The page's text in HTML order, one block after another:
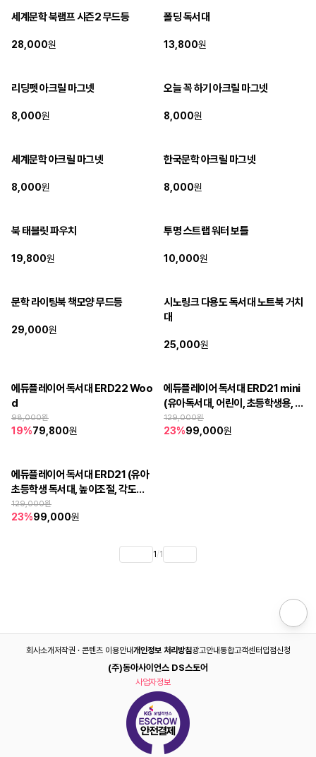
판매 종료
세계문학 북램프 시즌2 무드등
28,000원
폴딩 독서대
13,800원
판매 종료
리딩펫 아크릴 마그넷
8,000원
판매 종료
오늘 꼭 하기 아크릴 마그넷
8,000원
판매 종료
세계문학 아크릴 마그넷
8,000원
판매 종료
한국문학 아크릴 마그넷
8,000원
판매 종료
북 태블릿 파우치
19,800원
판매 종료
투명 스트랩 워터 보틀
10,000원
판매 종료
문학 라이팅북 책모양 무드등
29,000원
완판
시노링크 다용도 독서대 노트북 거치
대
25,000원
에듀플레이어 독서대 ERD22 Woo
d
98,000원
19%79,800원
에듀플레이어 독서대 ERD21 mini
(유아독서대, 어린이, 초등학생용, 공
129,000원
23%99,000원
에듀플레이어 독서대 ERD21 (유아
초등학생 독서대, 높이조절, 각도조
절, 책받침대, 좌식 독서대, 성인 독서
대)
129,000원
23%99,000원
1/1
(주)동아사이언스 DS스토어
회사소개저작권 · 콘텐츠 이용안내개인정보 처리방침광고안내통합고객센터입점신청
사업자정보